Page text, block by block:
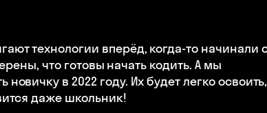
технологии вперёд, когда-то начинали
что готовы начать кодить. А мы
в 2022 году. Их будет легко освоить,
даже школьник!